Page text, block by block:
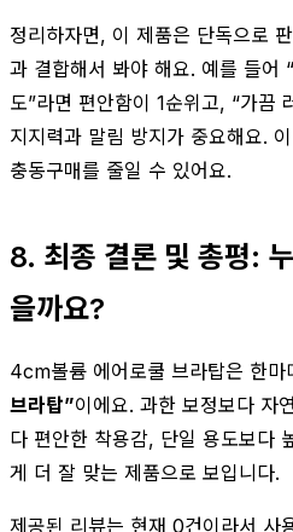
정리하자면, 이 제품은 단독으로
과 결합해서 봐야 해요. 예를 들어
도”라면 편안함이 1순위고, “가끔
지지력과 말림 방지가 중요해요.
충동구매를 줄일 수 있어요.
8. 최종 결론 및 총평:
을까요?
4cm볼륨 에어로쿨 브라탑은 한마
브라탑”이에요. 과한 보정보다 자
다 편안한 착용감, 단일 용도보다
게 더 잘 맞는 제품으로 보입니다.
제공된 리뷰는 현재 0건이라서 사